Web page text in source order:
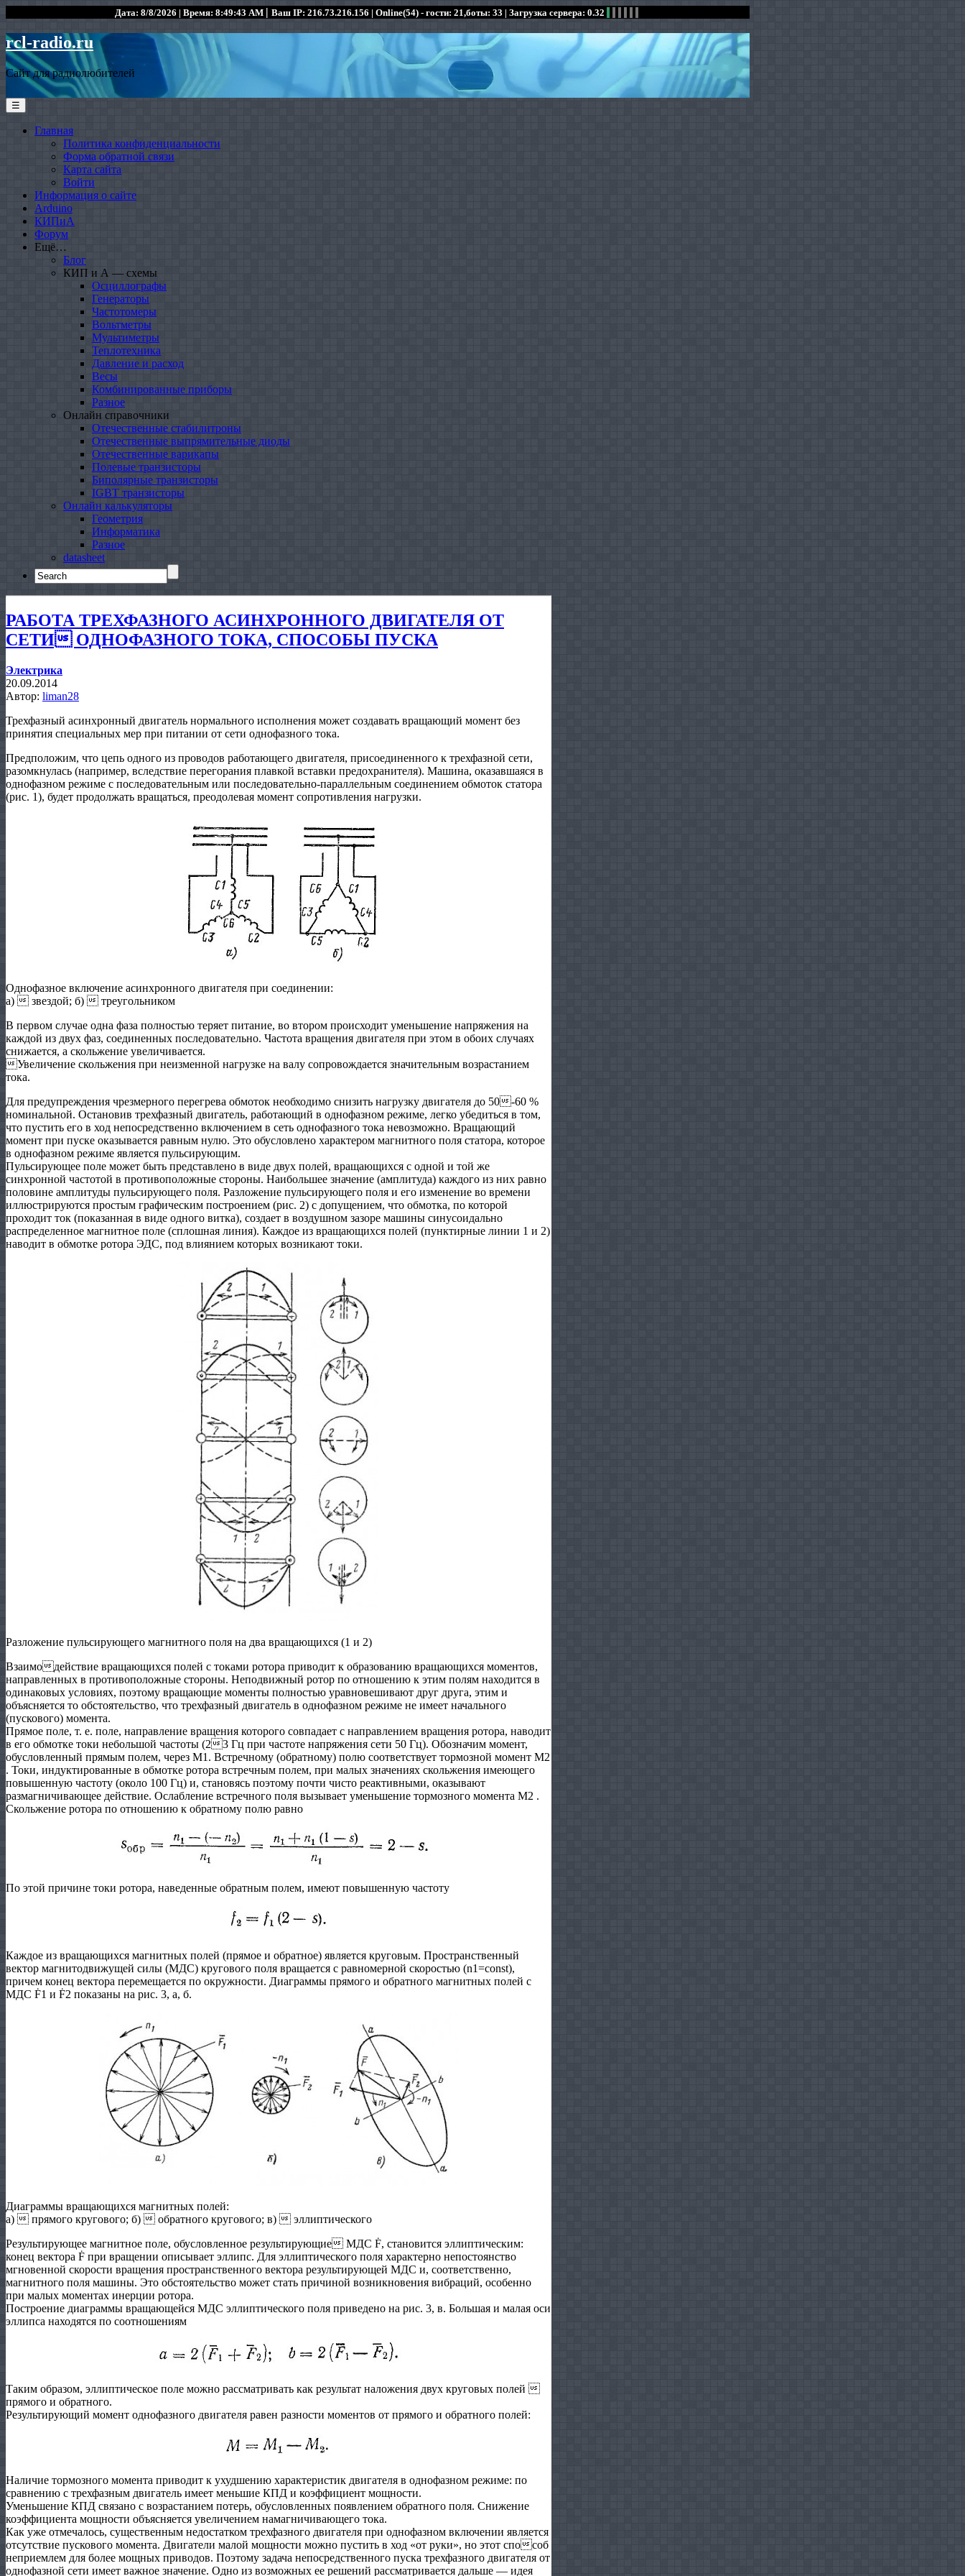
Дата: 8/8/2026 | Время: 8:49:43 AM | Ваш IP: 216.73.216.156 | Online(54) - гости: 21,боты: 33 | Загрузка сервера: 0.32
rcl-radio.ru
Сайт для радиолюбителей
☰
Главная
Политика конфиденциальности
Форма обратной связи
Карта сайта
Войти
Информация о сайте
Arduino
КИПиА
Форум
Ещё…
Блог
КИП и А — схемы
Осциллографы
Генераторы
Частотомеры
Вольтметры
Мультиметры
Теплотехника
Давление и расход
Весы
Комбинированные приборы
Разное
Онлайн справочники
Отечественные стабилитроны
Отечественные выпрямительные диоды
Отечественные варикапы
Полевые транзисторы
Биполярные транзисторы
IGBT транзисторы
Онлайн калькуляторы
Геометрия
Информатика
Разное
datasheet
Search
for:
РАБОТА ТРЕХФАЗНОГО АСИНХРОННОГО ДВИГАТЕЛЯ ОТ
CEТИ ОДНОФАЗНОГО ТОКА, СПОСОБЫ ПУСКА
Электрика
20.09.2014
Автор: liman28
Трехфазный асинхронный двигатель нормального исполнения может создавать вращающий момент без
принятия специальных мер при питании от сети однофазного тока.
Предположим, что цепь одного из проводов работающего двигателя, присоединенного к трехфазной сети,
разомкнулась (например, вследствие перегорания плавкой вставки предохранителя). Машина, оказавшаяся в
однофазном режиме с последовательным или последовательно-параллельным соединением обмоток статора
(рис. 1), будет продолжать вращаться, преодолевая момент сопротивления нагрузки.
Однофазное включение асинхронного двигателя при соединении:
а)  звездой; б)  треугольником
В первом случае одна фаза полностью теряет питание, во втором происходит уменьшение напряжения на
каждой из двух фаз, соединенных последовательно. Частота вращения двигателя при этом в обоих случаях
снижается, а скольжение увеличивается.
Увеличение скольжения при неизменной нагрузке на валу сопровождается значительным возрастанием
тока.
Для предупреждения чрезмерного перегрева обмоток необходимо снизить нагрузку двигателя до 50-60 %
номинальной. Остановив трехфазный двигатель, работающий в однофазном режиме, легко убедиться в том,
что пустить его в ход непосредственно включением в сеть однофазного тока невозможно. Вращающий
момент при пуске оказывается равным нулю. Это обусловлено характером магнитного поля статора, которое
в однофазном режиме является пульсирующим.
Пульсирующее поле может быть представлено в виде двух полей, вращающихся с одной и той же
синхронной частотой в противоположные стороны. Наибольшее значение (амплитуда) каждого из них равно
половине амплитуды пульсирующего поля. Разложение пульсирующего поля и его изменение во времени
иллюстрируются простым графическим построением (рис. 2) с допущением, что обмотка, по которой
проходит ток (показанная в виде одного витка), создает в воздушном зазоре машины синусоидально
распределенное магнитное поле (сплошная линия). Каждое из вращающихся полей (пунктирные линии 1 и 2)
наводит в обмотке ротора ЭДС, под влиянием которых возникают токи.
Разложение пульсирующего магнитного поля на два вращающихся (1 и 2)
Взаимодействие вращающихся полей с токами ротора приводит к образованию вращающихся моментов,
направленных в противоположные стороны. Неподвижный ротор по отношению к этим полям находится в
одинаковых условиях, поэтому вращающие моменты полностью уравновешивают друг друга, этим и
объясняется то обстоятельство, что трехфазный двигатель в однофазном режиме не имеет начального
(пускового) момента.
Прямое поле, т. е. поле, направление вращения котоpoгo совпадает с направлением вращения ротора, наводит
в eгo обмотке токи небольшой частоты (23 Гц при частоте напряжения сети 50 Гц). Обозначим момент,
обусловленный прямым полем, через М1. Встречному (обратному) полю соответствует тормозной момент М2
. Токи, индуктированные в обмотке ротора встречным полем, при малых значениях скольжения имеющего
повышенную частоту (около 100 Гц) и, становясь поэтому почти чисто реактивными, оказывают
размагничивающее действие. Ослабление встречного поля вызывает уменьшение тормозного момента М2 .
Скольжение ротора по отношению к обратному полю равно
По этой причине токи ротора, наведенные обратным полем, имеют повышенную частоту
Каждое из вращающихся магнитных полей (прямое и обратное) является круговым. Пространственный
вектор магнитодвижущей силы (МДС) кpyгoвого поля вращается с равномерной скоростью (n1=const),
причем конец вектора перемещается по окружности. Диаграммы прямого и обратного магнитных полей с
МДС Ḟ1 и Ḟ2 показаны на рис. 3, а, б.
Диаграммы вращающихся магнитных полей:
а)  прямого кругового; б)  обратного кругового; в)  эллиптического
Результирующее магнитное поле, обусловленное результирующие МДС Ḟ, становится эллиптическим:
конец вектора Ḟ при вращении описывает эллипс. Для эллиптического поля характерно непостоянство
мгновенной скорости вращения пространственного вектора результирующей МДС и, соответственно,
магнитного поля машины. Это обстоятельство может стать причиной возникновения вибраций, особенно
при малых моментах инерции ротора.
Построение диаграммы вращающейся МДС эллиптического поля приведено на рис. 3, в. Большая и малая оси
эллипса находятся по соотношениям
Таким образом, эллиптическое поле можно рассматривать как результат наложения двух круговых полей
прямого и обратного.
Результирующий момент однофазного двигателя равен разности моментов от прямого и обратного полей:
Наличие тормозного момента приводит к ухудшению характеристик двигателя в однофазном режиме: по
сравнению с трехфазным двигатель имеет меньшие КПД и коэффициент мощности.
Уменьшение КПД связано с возрастанием потерь, обусловленных появлением обратного поля. Снижение
коэффициента мощности объясняется увеличением намагничивающего тока.
Как уже отмечалось, существенным недостатком трехфазного двигателя при однофазном включении является
отсутствие пускового момента. Двигатели малой мощности можно пустить в ход «от руки», но этот способ
неприемлем для более мощных приводов. Поэтому задача непосредственного пуска трехфазного двигателя от
однофазной сети имеет важное значение. Одно из возможных ее решений рассматривается дальше — идея